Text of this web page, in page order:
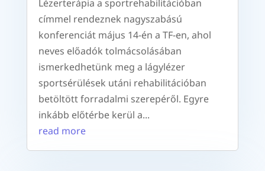
Lézerterápia a sportrehabilitációban
címmel rendeznek nagyszabású
konferenciát május 14-én a TF-en, ahol
neves előadók tolmácsolásában
ismerkedhetünk meg a lágylézer
sportsérülések utáni rehabilitációban
betöltött forradalmi szerepéről. Egyre
inkább előtérbe kerül a...
read more